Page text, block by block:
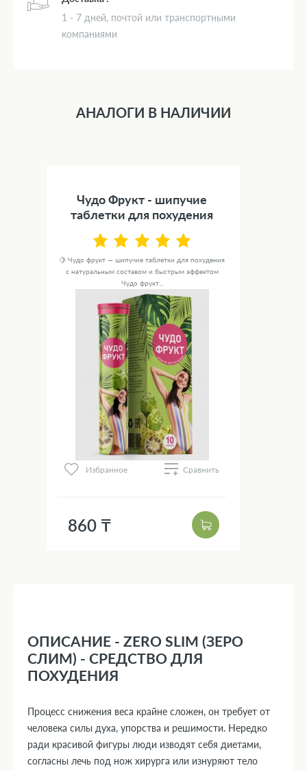
1 - 7 дней, почтой или транспортными
компаниями
АНАЛОГИ В НАЛИЧИИ
Чудо Фрукт - шипучие
таблетки для похудения
🍋 Чудо фрукт — шипучие таблетки для похудения
с натуральным составом и быстрым эффектом
Чудо фрукт...
Избранное Сравнить
860 ₸
ОПИСАНИЕ - ZERO SLIM (ЗЕРО
СЛИМ) - СРЕДСТВО ДЛЯ
ПОХУДЕНИЯ
Процесс снижения веса крайне сложен, он требует от
человека силы духа, упорства и решимости. Нередко
ради красивой фигуры люди изводят себя диетами,
согласны лечь под нож хирурга или изнуряют тело